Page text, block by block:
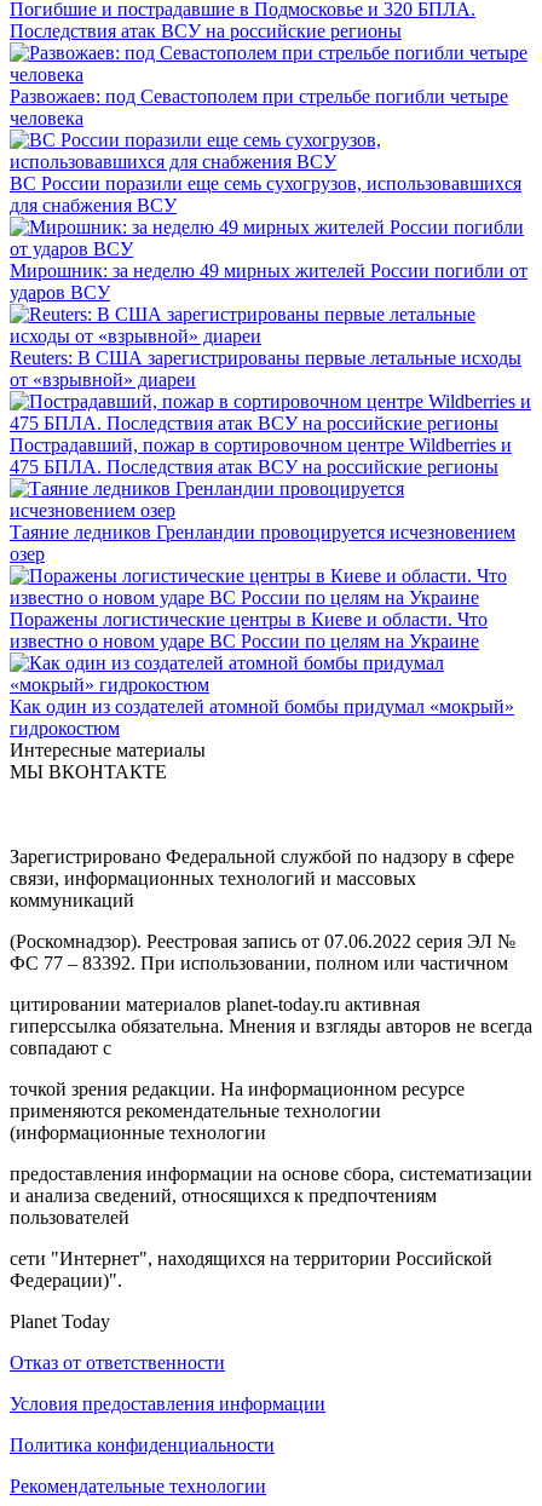
Погибшие и пострадавшие в Подмосковье и 320 БПЛА.
Последствия атак ВСУ на российские регионы
Развожаев: под Севастополем при стрельбе погибли четыре
человека
ВС России поразили еще семь сухогрузов, использовавшихся
для снабжения ВСУ
Мирошник: за неделю 49 мирных жителей России погибли от
ударов ВСУ
Reuters: В США зарегистрированы первые летальные исходы
от «взрывной» диареи
Пострадавший, пожар в сортировочном центре Wildberries и
475 БПЛА. Последствия атак ВСУ на российские регионы
Таяние ледников Гренландии провоцируется исчезновением
озер
Поражены логистические центры в Киеве и области. Что
известно о новом ударе ВС России по целям на Украине
Как один из создателей атомной бомбы придумал «мокрый»
гидрокостюм
Интересные материалы
МЫ ВКОНТАКТЕ
Зарегистрировано Федеральной службой по надзору в сфере
связи, информационных технологий и массовых
коммуникаций
(Роскомнадзор). Реестровая запись от 07.06.2022 серия ЭЛ №
ФС 77 – 83392. При использовании, полном или частичном
цитировании материалов planet-today.ru активная
гиперссылка обязательна. Мнения и взгляды авторов не всегда
совпадают с
точкой зрения редакции. На информационном ресурсе
применяются рекомендательные технологии
(информационные технологии
предоставления информации на основе сбора, систематизации
и анализа сведений, относящихся к предпочтениям
пользователей
сети "Интернет", находящихся на территории Российской
Федерации)".
Planet Today
Отказ от ответственности
Условия предоставления информации
Политика конфиденциальности
Рекомендательные технологии